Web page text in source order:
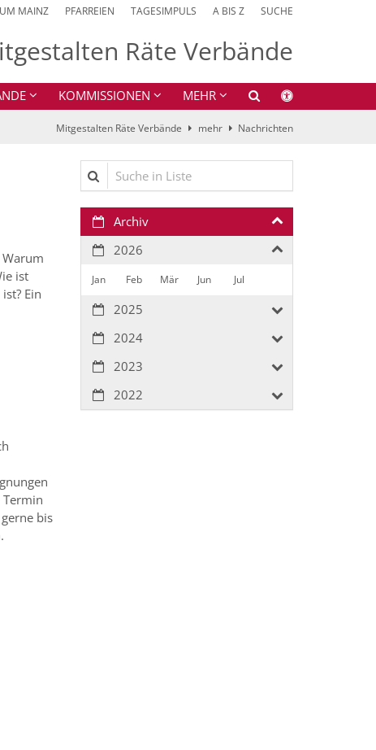
MAINZ PFARREIEN TAGESIMPULS A BIS Z SUCHE
Räte Verbände
KOMMISSIONEN MEHR
Mitgestalten Räte Verbände mehr Nachrichten
ist
Ein
Termin
bis
Suche in Liste
Archiv
2026
Jan Feb Mär Jun Jul
2025
2024
2023
2022